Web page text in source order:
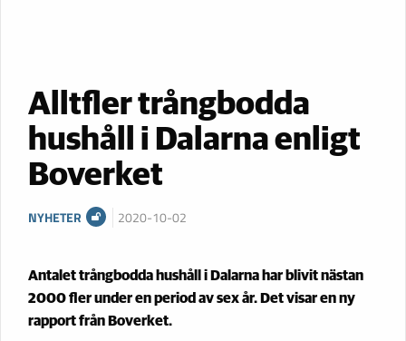
Alltfler trångbodda
hushåll i Dalarna enligt
Boverket
NYHETER 2020-10-02
Antalet trångbodda hushåll i Dalarna har blivit nästan
2000 fler under en period av sex år. Det visar en ny
rapport från Boverket.